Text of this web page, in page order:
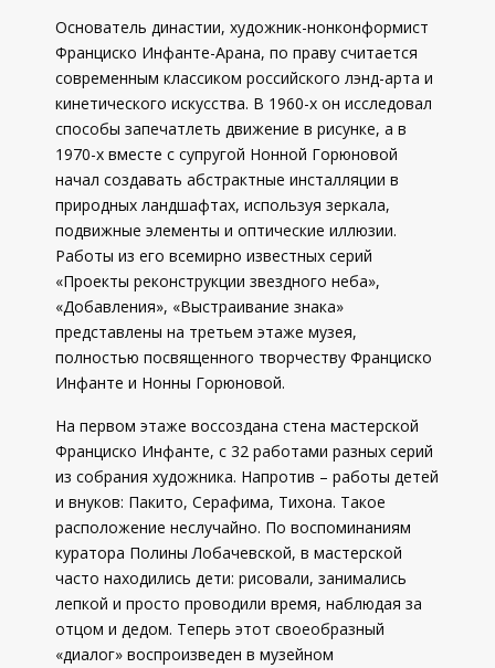
Основатель династии, художник-нонконформист
Франциско Инфанте-Арана, по праву считается
современным классиком российского лэнд-арта и
кинетического искусства. В 1960-х он исследовал
способы запечатлеть движение в рисунке, а в
1970-х вместе с супругой Нонной Горюновой
начал создавать абстрактные инсталляции в
природных ландшафтах, используя зеркала,
подвижные элементы и оптические иллюзии.
Работы из его всемирно известных серий
«Проекты реконструкции звездного неба»,
«Добавления», «Выстраивание знака»
представлены на третьем этаже музея,
полностью посвященного творчеству Франциско
Инфанте и Нонны Горюновой.
На первом этаже воссоздана стена мастерской
Франциско Инфанте, с 32 работами разных серий
из собрания художника. Напротив – работы детей
и внуков: Пакито, Серафима, Тихона. Такое
расположение неслучайно. По воспоминаниям
куратора Полины Лобачевской, в мастерской
часто находились дети: рисовали, занимались
лепкой и просто проводили время, наблюдая за
отцом и дедом. Теперь этот своеобразный
«диалог» воспроизведен в музейном